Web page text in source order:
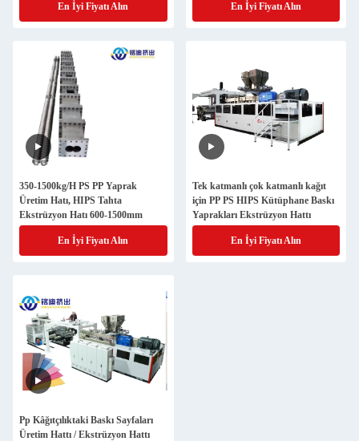
En İyi Fiyatı Alın En İyi Fiyatı Alın
350-1500kg/H PS PP Yaprak
Üretim Hatı, HIPS Tahta
Ekstrüzyon Hatı 600-1500mm
En İyi Fiyatı Alın
Tek katmanlı çok katmanlı kağıt
için PP PS HIPS Kütüphane Baskı
Yaprakları Ekstrüzyon Hattı
En İyi Fiyatı Alın
Pp Kâğıtçılıktaki Baskı Sayfaları
Üretim Hattı / Ekstrüzyon Hattı